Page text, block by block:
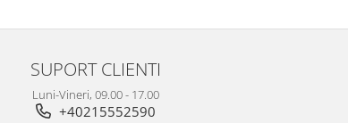
SUPORT CLIENTI
Luni-Vineri, 09.00 - 17.00
+40215552590